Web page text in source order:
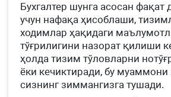
Бухгалтер шунга асосан фақат
учун нафақа ҳисоблаши,
ходимлар ҳақидаги
тўғрилигини назорат қилиши
ҳолда тизим тўловларни
ёки кечиктиради, бу
сизнинг зиммангизга тушади.